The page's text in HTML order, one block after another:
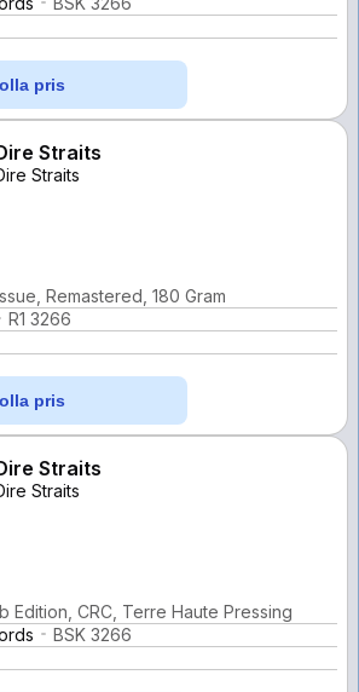
pris
Straits
Straits
Remastered, 180 Gram
R1 3266
pris
Straits
Straits
Edition, CRC, Terre Haute Pressing
BSK 3266